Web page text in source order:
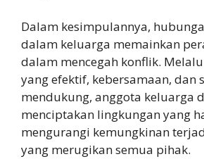
Dalam kesimpulannya,
dalam keluarga memainkan
dalam mencegah konflik.
yang efektif, kebersamaan, dan
mendukung, anggota keluarga
menciptakan lingkungan yang
mengurangi kemungkinan
yang merugikan semua pihak.